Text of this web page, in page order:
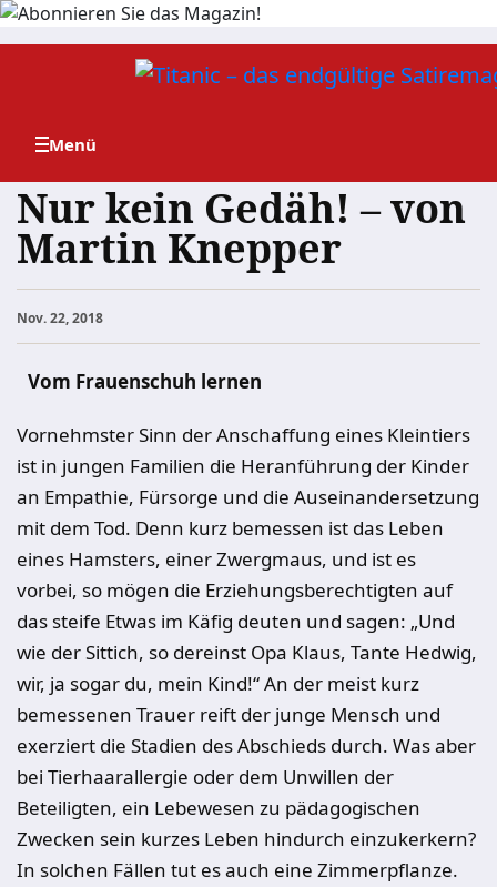
Zum
Nur kein Gedäh! – von
Martin Knepper
Nov. 22, 2018
Vom Frauenschuh lernen
Vornehmster Sinn der Anschaffung eines Kleintiers
ist in jungen Familien die Heranführung der Kinder
an Empathie, Fürsorge und die Auseinandersetzung
mit dem Tod. Denn kurz bemessen ist das Leben
eines Hamsters, einer Zwergmaus, und ist es
vorbei, so mögen die Erziehungsberechtigten auf
das steife Etwas im Käfig deuten und sagen: „Und
wie der Sittich, so dereinst Opa Klaus, Tante Hedwig,
wir, ja sogar du, mein Kind!“ An der meist kurz
bemessenen Trauer reift der junge Mensch und
exerziert die Stadien des Abschieds durch. Was aber
bei Tierhaarallergie oder dem Unwillen der
Beteiligten, ein Lebewesen zu pädagogischen
Zwecken sein kurzes Leben hindurch einzukerkern?
In solchen Fällen tut es auch eine Zimmerpflanze.